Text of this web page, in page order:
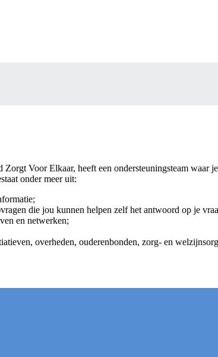
Voor Elkaar, heeft een ondersteuningsteam
onder meer uit:
die jou kunnen helpen zelf het antwoord op je
en netwerken;
overheden, ouderenbonden, zorg- en